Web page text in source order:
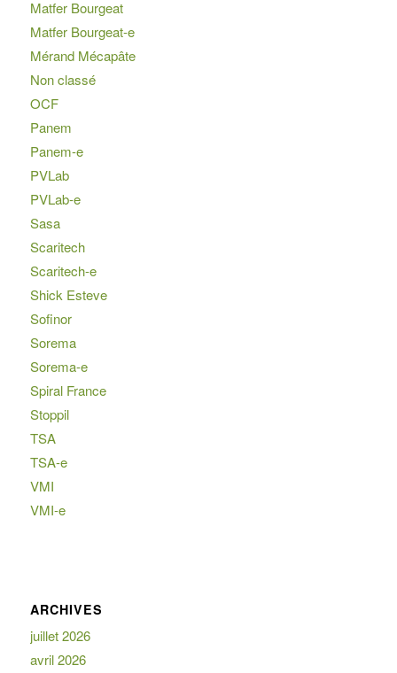
Matfer Bourgeat
Matfer Bourgeat-e
Mérand Mécapâte
Non classé
OCF
Panem
Panem-e
PVLab
PVLab-e
Sasa
Scaritech
Scaritech-e
Shick Esteve
Sofinor
Sorema
Sorema-e
Spiral France
Stoppil
TSA
TSA-e
VMI
VMI-e
ARCHIVES
juillet 2026
avril 2026